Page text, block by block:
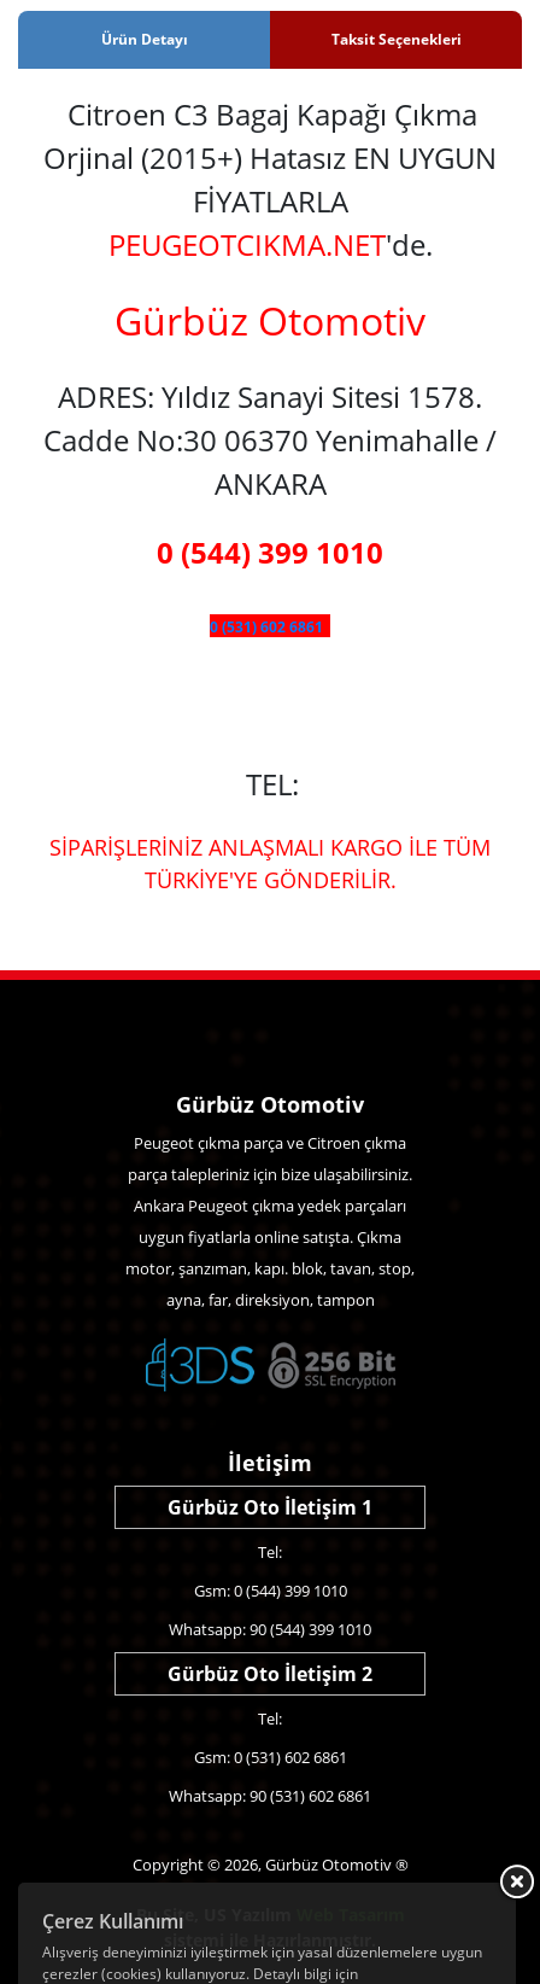
Ürün Detayı Taksit Seçenekleri
Citroen C3 Bagaj Kapağı Çıkma
Orjinal (2015+) Hatasız EN UYGUN
FİYATLARLA
PEUGEOTCIKMA.NET'de.
Gürbüz Otomotiv
ADRES: Yıldız Sanayi Sitesi 1578.
Cadde No:30 06370 Yenimahalle /
ANKARA
0 (544) 399 1010
0 (531) 602 6861
TEL:
SİPARİŞLERİNİZ ANLAŞMALI KARGO İLE TÜM
TÜRKİYE'YE GÖNDERİLİR.
Çerez Kullanımı
Alışveriş deneyiminizi iyileştirmek için yasal düzenlemelere uygun
çerezler (cookies) kullanıyoruz. Detaylı bilgi için
Gürbüz Otomotiv
Peugeot çıkma parça ve Citroen çıkma
parça talepleriniz için bize ulaşabilirsiniz.
Ankara Peugeot çıkma yedek parçaları
uygun fiyatlarla online satışta. Çıkma
motor, şanzıman, kapı. blok, tavan, stop,
ayna, far, direksiyon, tampon
İletişim
Gürbüz Oto İletişim 1
Tel:
Gsm: 0 (544) 399 1010
Whatsapp: 90 (544) 399 1010
Gürbüz Oto İletişim 2
Tel:
Gsm: 0 (531) 602 6861
Whatsapp: 90 (531) 602 6861
Copyright © 2026, Gürbüz Otomotiv ®
Bu Site,